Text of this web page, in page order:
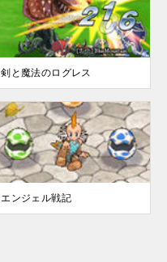
剣と魔法のログレス
エンジェル戦記